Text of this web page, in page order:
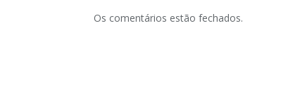
Os comentários estão fechados.